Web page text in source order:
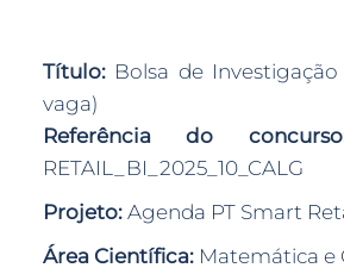
Título:Bolsa de Investigação
vaga)
Referência do
RETAIL_BI_2025_10_CALG
Projeto: Agenda PT Smart
Área Científica:Matemática e